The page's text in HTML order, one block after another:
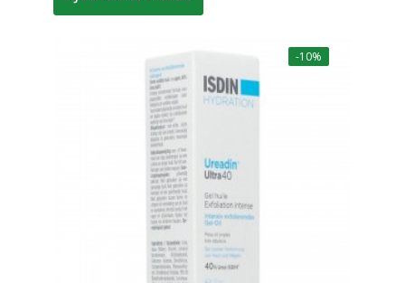
-10%